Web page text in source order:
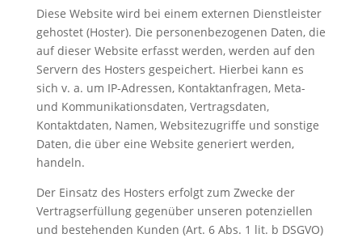
Diese Website wird bei einem externen Dienstleister
gehostet (Hoster). Die personenbezogenen Daten, die
auf dieser Website erfasst werden, werden auf den
Servern des Hosters gespeichert. Hierbei kann es
sich v. a. um IP-Adressen, Kontaktanfragen, Meta-
und Kommunikationsdaten, Vertragsdaten,
Kontaktdaten, Namen, Websitezugriffe und sonstige
Daten, die über eine Website generiert werden,
handeln.
Der Einsatz des Hosters erfolgt zum Zwecke der
Vertragserfüllung gegenüber unseren potenziellen
und bestehenden Kunden (Art. 6 Abs. 1 lit. b DSGVO)